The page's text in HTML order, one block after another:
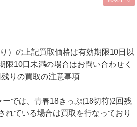
）の上記買取価格は有効期限10日以
限10日未満の場合はお問い合わせく
りの買取の注意事項
では、青春18きっぷ(18切符)2回残
れている場合は買取を行なっており